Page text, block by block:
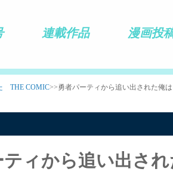
連載作品 漫画投
THE COMIC>>勇者パーティから追い出された俺
ティから追い出さ